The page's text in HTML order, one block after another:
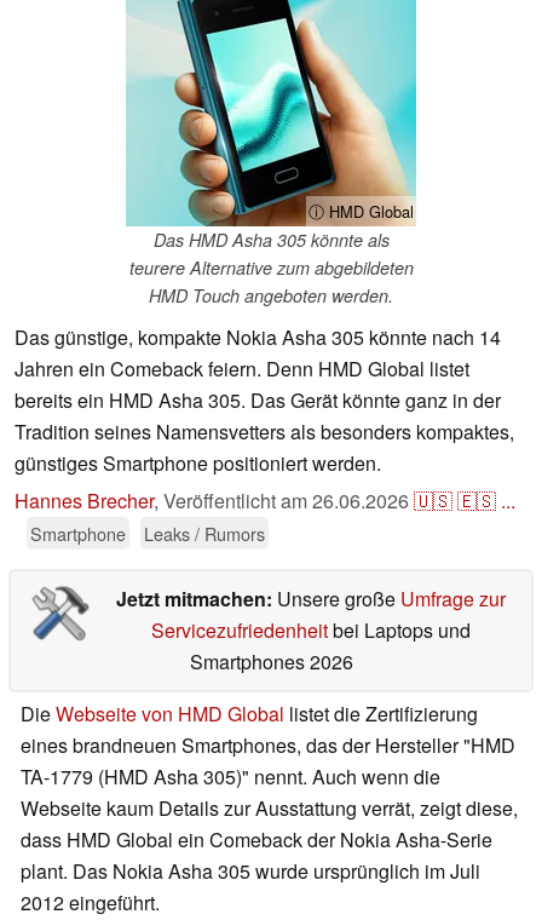
ⓘ HMD Global
Das HMD Asha 305 könnte als
teurere Alternative zum abgebildeten
HMD Touch angeboten werden.
Das günstige, kompakte Nokia Asha 305 könnte nach 14
Jahren ein Comeback feiern. Denn HMD Global listet
bereits ein HMD Asha 305. Das Gerät könnte ganz in der
Tradition seines Namensvetters als besonders kompaktes,
günstiges Smartphone positioniert werden.
Hannes Brecher, Veröffentlicht am26.06.2026🇺🇸🇪🇸 ...
Smartphone Leaks / Rumors
Jetzt mitmachen: Unsere große Umfrage zur
Servicezufriedenheitbei Laptops und
Smartphones 2026
DieWebseite von HMD Global listet die Zertifizierung
eines brandneuen Smartphones, das der Hersteller "HMD
TA-1779 (HMD Asha 305)" nennt. Auch wenn die
Webseite kaum Details zur Ausstattung verrät, zeigt diese,
dass HMD Global ein Comeback der Nokia Asha-Serie
plant. Das Nokia Asha 305 wurde ursprünglich im Juli
2012 eingeführt.